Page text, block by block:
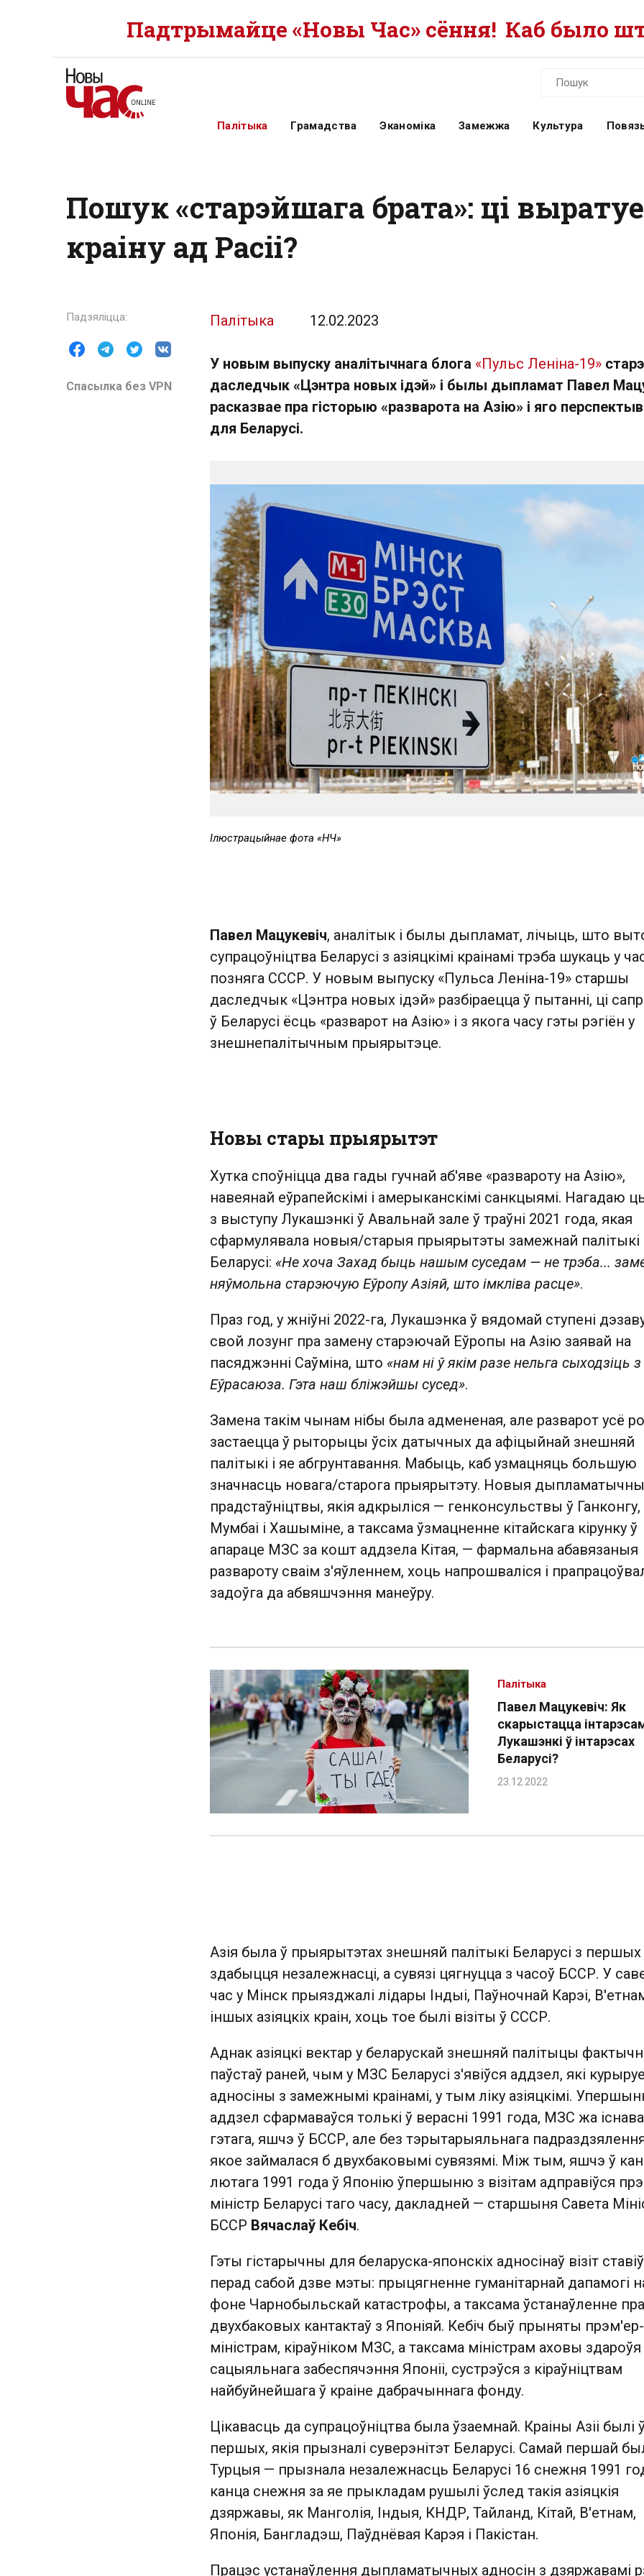
Падтрымайце «Новы Час» сёння! Каб было
Палітыка Грамадства Эканоміка Замежжа Культура
Пошук «старэйшага брата»: ці
краіну ад Расіі?
Спасылка без VPN
Палітыка 12.02.2023
У новым выпуску аналітычнага блога «Пульс Леніна-19»
даследчык «Цэнтра новых ідэй» і былы дыпламат Павел
расказвае пра гісторыю «разварота на Азію» і яго
для Беларусі.
Ілюстрацыйнае фота «НЧ»
Павел Мацукевіч, аналітык і былы дыпламат, лічыць, што
супрацоўніцтва Беларусі з азіяцкімі краінамі трэба шукаць у
позняга СССР. У новым выпуску «Пульса Леніна-19» старшы
даследчык «Цэнтра новых ідэй» разбіраецца ў пытанні, ці
ў Беларусі ёсць «разварот на Азію» і з якога часу гэты рэгіён у
знешнепалітычным прыярытэце.
Новы стары прыярытэт
Хутка споўніцца два гады гучнай аб'яве «развароту на Азію»,
навеянай еўрапейскімі і амерыканскімі санкцыямі. Нагадаю
з выступу Лукашэнкі ў Авальнай зале ў траўні 2021 года, якая
сфармулявала новыя/старыя прыярытэты замежнай палітыкі
Беларусі: «Не хоча Захад быць нашым суседам — не трэба...
няўмольна старэючую Еўропу Азіяй, што імкліва расце».
Праз год, у жніўні 2022-га, Лукашэнка ў вядомай ступені
свой лозунг пра замену старэючай Еўропы на Азію заявай на
пасяджэнні Саўміна, што «нам ні ў якім разе нельга сыходзіць з
Еўрасаюза. Гэта наш бліжэйшы сусед».
Замена такім чынам нібы была адмененая, але разварот усё
застаецца ў рыторыцы ўсіх датычных да афіцыйнай знешняй
палітыкі і яе абгрунтавання. Мабыць, каб узмацняць большую
значнасць новага/старога прыярытэту. Новыя
прадстаўніцтвы, якія адкрыліся — генконсульствы ў Ганконгу,
Мумбаі і Хашыміне, а таксама ўзмацненне кітайскага кірунку ў
апараце МЗС за кошт аддзела Кітая, — фармальна абавязаныя
развароту сваім з'яўленнем, хоць напрошваліся і
задоўга да абвяшчэння манеўру.
Павел Мацукевіч: Як
скарыстацца
Лукашэнкі ў інтарэсах
Беларусі?
Палітыка
Азія была ў прыярытэтах знешняй палітыкі Беларусі з
здабыцця незалежнасці, а сувязі цягнуцца з часоў БССР. У
час у Мінск прыязджалі лідары Індыі, Паўночнай Карэі,
іншых азіяцкіх краін, хоць тое былі візіты ў СССР.
Аднак азіяцкі вектар у беларускай знешняй палітыцы
паўстаў раней, чым у МЗС Беларусі з'явіўся аддзел, які курыруе
адносіны з замежнымі краінамі, у тым ліку азіяцкімі.
аддзел сфармаваўся толькі ў верасні 1991 года, МЗС жа
гэтага, яшчэ ў БССР, але без тэрытарыяльнага
якое займалася б двухбаковымі сувязямі. Між тым, яшчэ ў
лютага 1991 года ў Японію ўпершыню з візітам адправіўся
міністр Беларусі таго часу, дакладней — старшыня Савета
БССР Вячаслаў Кебіч.
Гэты гістарычны для беларуска-японскіх адносінаў візіт ставіў
перад сабой дзве мэты: прыцягненне гуманітарнай дапамогі
фоне Чарнобыльскай катастрофы, а таксама ўстанаўленне
двухбаковых кантактаў з Японіяй. Кебіч быў прыняты прэм'ер-
міністрам, кіраўніком МЗС, а таксама міністрам аховы здароўя
сацыяльнага забеспячэння Японіі, сустрэўся з кіраўніцтвам
найбуйнейшага ў краіне дабрачыннага фонду.
Цікавасць да супрацоўніцтва была ўзаемнай. Краіны Азіі былі
першых, якія прызналі суверэнітэт Беларусі. Самай першай
Турцыя — прызнала незалежнасць Беларусі 16 снежня 1991
канца снежня за яе прыкладам рушылі ўслед такія азіяцкія
дзяржавы, як Манголія, Індыя, КНДР, Тайланд, Кітай, В'етнам,
Японія, Бангладэш, Паўднёвая Карэя і Пакістан.
Працэс устанаўлення дыпламатычных адносін з дзяржавамі